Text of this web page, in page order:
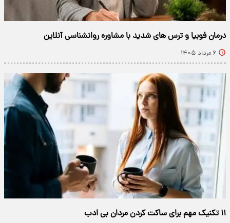
درمان فوبیا و ترس های شدید با مشاوره روانشناسی آنلاین
۶ مرداد ۱۴۰۵
۱۱ تکنیک مهم برای ساکت کردن مردان بی ادب